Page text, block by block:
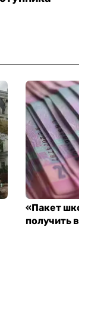
«Пакет
получить